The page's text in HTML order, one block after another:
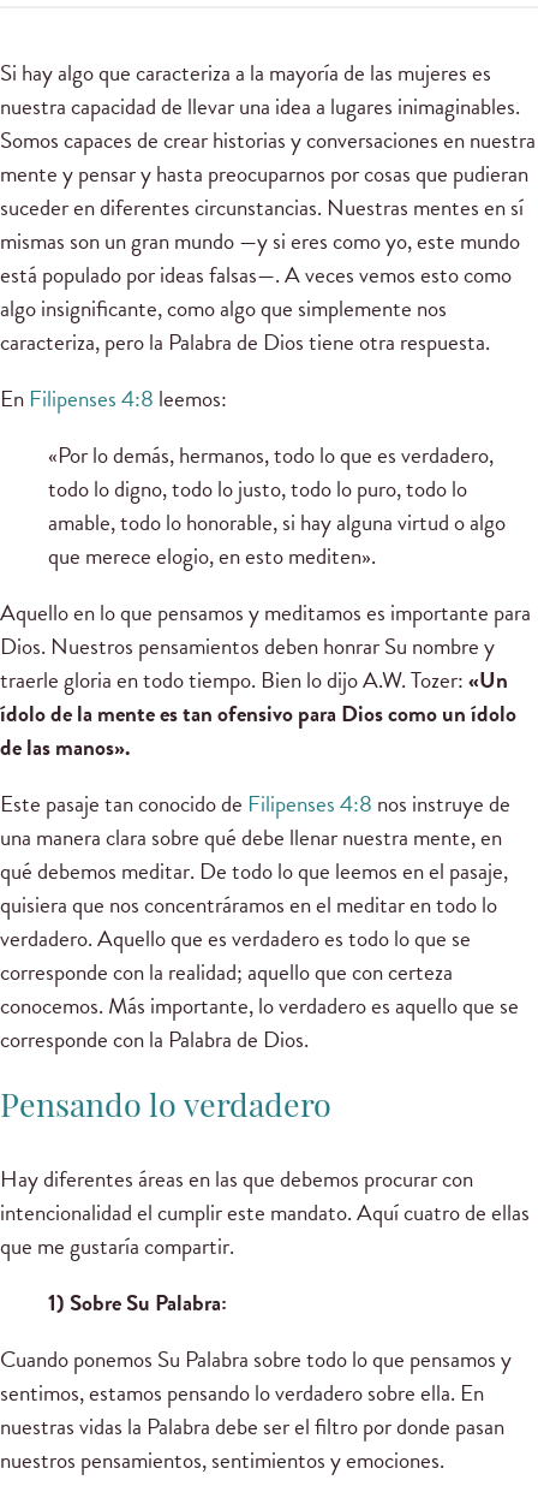
Si hay algo que caracteriza a la mayoría de las mujeres es
nuestra capacidad de llevar una idea a lugares inimaginables.
Somos capaces de crear historias y conversaciones en nuestra
mente y pensar y hasta preocuparnos por cosas que pudieran
suceder en diferentes circunstancias. Nuestras mentes en sí
mismas son un gran mundo —y si eres como yo, este mundo
está populado por ideas falsas—. A veces vemos esto como
algo insignificante, como algo que simplemente nos
caracteriza, pero la Palabra de Dios tiene otra respuesta.
En Filipenses 4:8 leemos:
«Por lo demás, hermanos, todo lo que es verdadero,
todo lo digno, todo lo justo, todo lo puro, todo lo
amable, todo lo honorable, si hay alguna virtud o algo
que merece elogio, en esto mediten».
Aquello en lo que pensamos y meditamos es importante para
Dios. Nuestros pensamientos deben honrar Su nombre y
traerle gloria en todo tiempo. Bien lo dijo A.W. Tozer:«Un
ídolo de la mente es tan ofensivo para Dios como un ídolo
de las manos».
Este pasaje tan conocido de Filipenses 4:8 nos instruye de
una manera clara sobre qué debe llenar nuestra mente, en
qué debemos meditar. De todo lo que leemos en el pasaje,
quisiera que nos concentráramos en el meditar en todo lo
verdadero. Aquello que es verdadero es todo lo que se
corresponde con la realidad; aquello que con certeza
conocemos. Más importante, lo verdadero es aquello que se
corresponde con la Palabra de Dios.
Pensando lo verdadero
Hay diferentes áreas en las que debemos procurar con
intencionalidad el cumplir este mandato. Aquí cuatro de ellas
que me gustaría compartir.
1) Sobre Su Palabra:
Cuando ponemos Su Palabra sobre todo lo que pensamos y
sentimos, estamos pensando lo verdadero sobre ella. En
nuestras vidas la Palabra debe ser el filtro por donde pasan
nuestros pensamientos, sentimientos y emociones.